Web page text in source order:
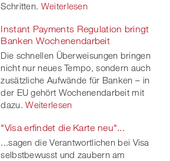
Schritten. Weiterlesen
Instant Payments Regulation bringt
Banken Wochenendarbeit
Die schnellen Überweisungen bringen
nicht nur neues Tempo, sondern auch
zusätzliche Aufwände für Banken – in
der EU gehört Wochenendarbeit mit
dazu. Weiterlesen
"Visa erfindet die Karte neu"...
...sagen die Verantwortlichen bei Visa
selbstbewusst und zaubern am